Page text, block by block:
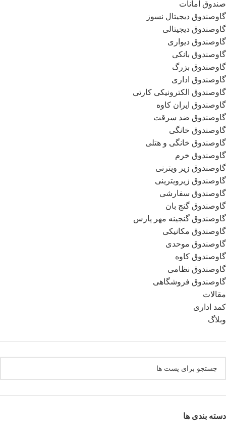
صندوق امانات
گاوصندوق دیجیتال نسوز
گاوصندوق دیجیتالی
گاوصندوق دیواری
گاوصندوق بانکی
گاوصندوق بزرگ
گاوصندوق اداری
گاوصندوق الکترونیکی کارتی
گاوصندوق ایران کاوه
گاوصندوق ضد سرقت
گاوصندوق خانگی
گاوصندوق خانگی و هتلی
گاوصندوق خرم
گاوصندوق زیر ویترنی
گاوصندوق زیرویترینی
گاوصندوق سفارشی
گاوصندوق گنج بان
گاوصندوق گنجینه مهر پارس
گاوصندوق مکانیکی
گاوصندوق موحدی
گاوصندوق کاوه
گاوصندوق نظامی
گاوصندوق فروشگاهی
مقالات
کمد اداری
وبلاگ
دسته بندی ها